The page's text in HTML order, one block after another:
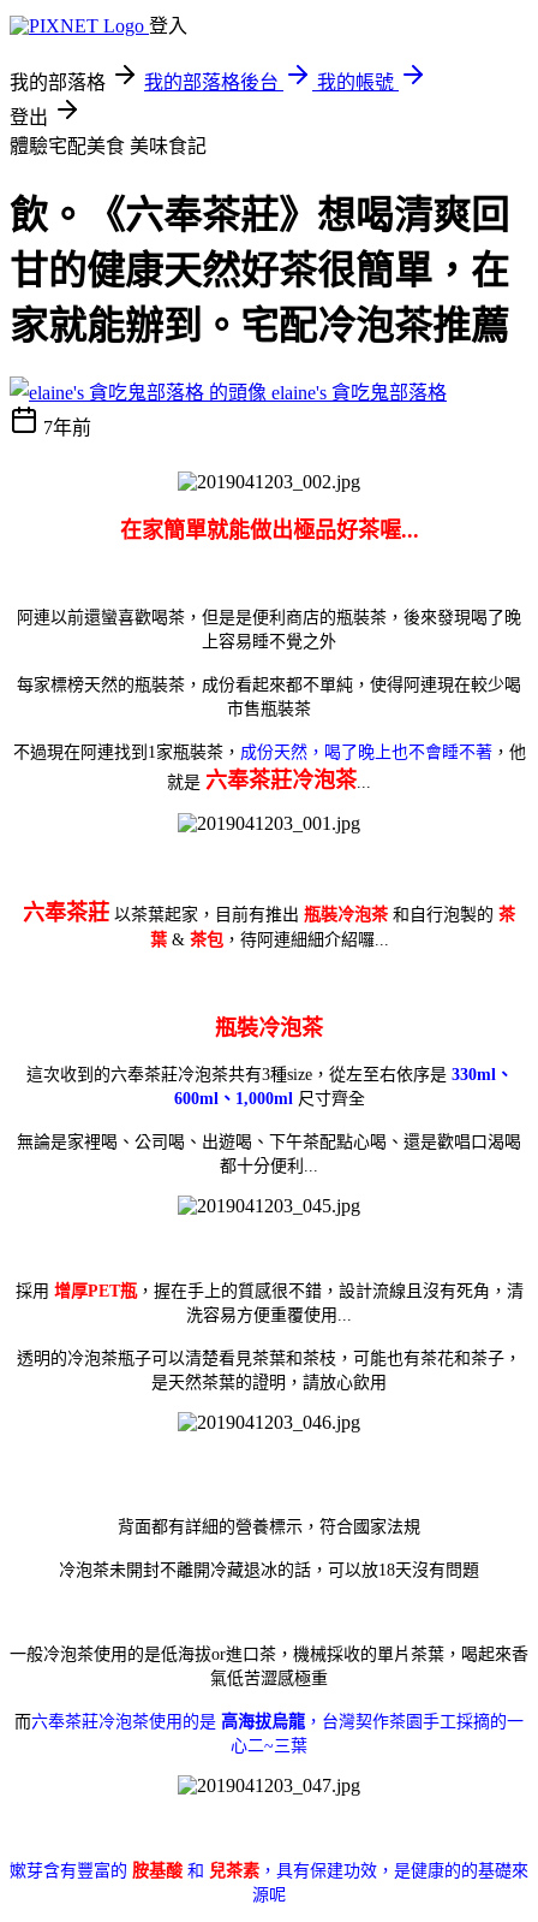
登入
我的部落格 我的部落格後台
我的帳號
登出
體驗宅配美食 美味食記
飲。《六奉茶莊》想喝清爽回
甘的健康天然好茶很簡單，在
家就能辦到。宅配冷泡茶推薦
elaine's 貪吃鬼部落格
7年前
在家簡單就能做出極品好茶喔...
阿連以前還蠻喜歡喝茶，但是是便利商店的瓶裝茶，後來發現喝了晚
上容易睡不覺之外
每家標榜天然的瓶裝茶，成份看起來都不單純，使得阿連現在較少喝
市售瓶裝茶
不過現在阿連找到1家瓶裝茶， 成份天然，喝了晚上也不會睡不著，他
就是 六奉茶莊冷泡茶...
六奉茶莊 以茶葉起家，目前有推出 瓶裝冷泡茶 和自行泡製的 茶
葉 & 茶包，待阿連細細介紹囉...
瓶裝冷泡茶
這次收到的六奉茶莊冷泡茶共有3種size，從左至右依序是 330ml、
600ml、1,000ml 尺寸齊全
無論是家裡喝、公司喝、出遊喝、下午茶配點心喝、還是歡唱口渴喝
都十分便利...
採用 增厚PET瓶， 握在手上的質感很不錯，設計流線且沒有死角，清
洗容易方便重覆使用...
透明的冷泡茶瓶子可以清楚看見茶葉和茶枝，可能也有茶花和茶子，
是天然茶葉的證明，請放心飲用
背面都有詳細的營養標示，符合國家法規
冷泡茶未開封不離開冷藏退冰的話，可以放18天沒有問題
一般冷泡茶使用的是低海拔or進口茶， 機械採收的單片茶葉，喝起來香
氣低苦澀感極重
而六奉茶莊冷泡茶使用的是 高海拔烏龍 ，台灣契作茶園手工採摘的一
心二~三葉
嫰芽含有豐富的 胺基酸 和 兒茶素 ，具有保建功效，是健康的的基礎來
源呢